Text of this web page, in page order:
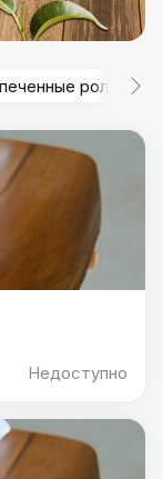
роллы
Недоступно